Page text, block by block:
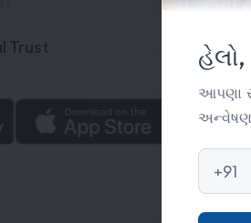
Trust
આપણા
અન્વેષણ
+91